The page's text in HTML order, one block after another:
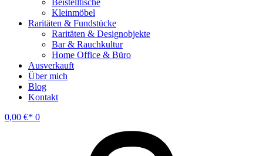
Beistelltische
Kleinmöbel
Raritäten & Fundstücke
Raritäten & Designobjekte
Bar & Rauchkultur
Home Office & Büro
Ausverkauft
Über mich
Blog
Kontakt
0,00 € 0